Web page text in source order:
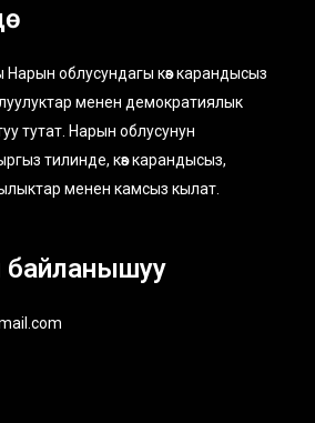
Нарын облусундагы көз карандысыз
менен демократиялык
тутат. Нарын облусунун
тилинде, көз карандысыз,
менен камсыз кылат.
байланышуу